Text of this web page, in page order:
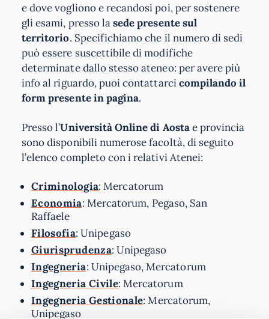
e dove vogliono e recandosi poi, per sostenere
gli esami, presso lasede presente sul
territorio. Specifichiamo che il numero di sedi
può essere suscettibile di modifiche
determinate dallo stesso ateneo: per avere più
info al riguardo, puoi contattarcicompilando il
form presente in pagina.
Presso l’Università Online di Aostae provincia
sono disponibili numerose facoltà, di seguito
l’elenco completo con i relativi Atenei:
Criminologia: Mercatorum
Economia: Mercatorum, Pegaso, San
Raffaele
Filosofia: Unipegaso
Giurisprudenza: Unipegaso
Ingegneria: Unipegaso, Mercatorum
Ingegneria Civile: Mercatorum
Ingegneria Gestionale: Mercatorum,
Unipegaso